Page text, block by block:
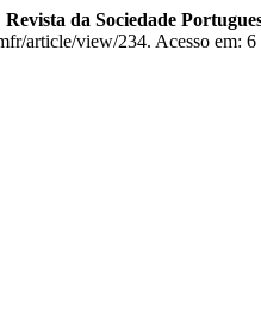
Revista da Sociedade
article/view/234. Acesso em: 6